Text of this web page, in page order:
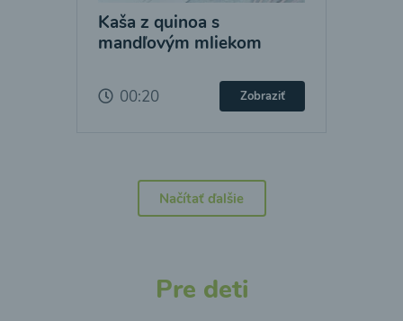
Kaša z quinoa s
mandľovým mliekom
00:20 Zobraziť
Načítať ďalšie
Pre deti